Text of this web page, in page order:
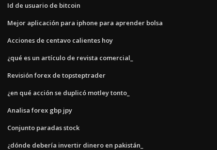
Id de usuario de bitcoin
Mejor aplicación para iphone para aprender bolsa
Acciones de centavo calientes hoy
¿qué es un artículo de revista comercial_
Revisión forex de topsteptrader
¿en qué acción se duplicó motley tonto_
Analisa forex gbp jpy
Conjunto paradas stock
¿dónde debería invertir dinero en pakistán_